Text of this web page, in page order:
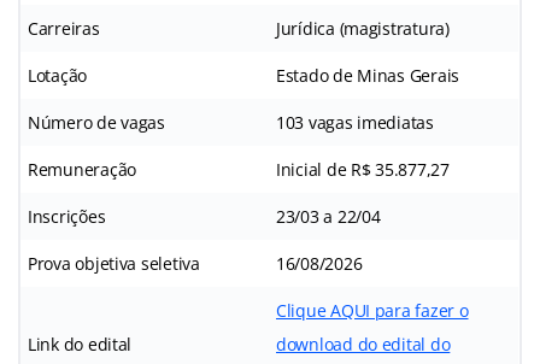
Carreiras Jurídica (magistratura)
Lotação Estado de Minas Gerais
Número de vagas 103 vagas imediatas
Remuneração Inicial de R$ 35.877,27
Inscrições 23/03 a 22/04
Prova objetiva seletiva 16/08/2026
Link do edital
Clique AQUI para fazer o
download do edital do